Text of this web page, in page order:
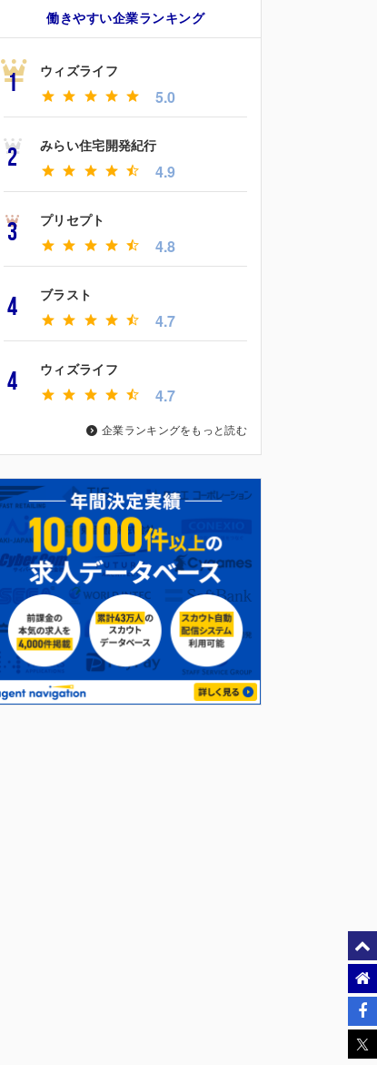
働きやすい企業ランキング
1 ウィズライフ
5.0
2 みらい住宅開発紀行
4.9
3 プリセプト
4.8
4 ブラスト
4.7
4 ウィズライフ
4.7
企業ランキングをもっと読む